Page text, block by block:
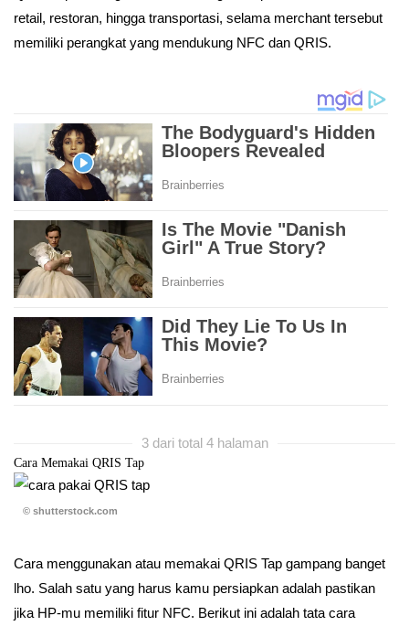
retail, restoran, hingga transportasi, selama merchant tersebut
memiliki perangkat yang mendukung NFC dan QRIS.
3 dari total 4 halaman
Cara Memakai QRIS Tap
© shutterstock.com
Cara menggunakan atau memakai QRIS Tap gampang banget
lho. Salah satu yang harus kamu persiapkan adalah pastikan
jika HP-mu memiliki fitur NFC. Berikut ini adalah tata cara